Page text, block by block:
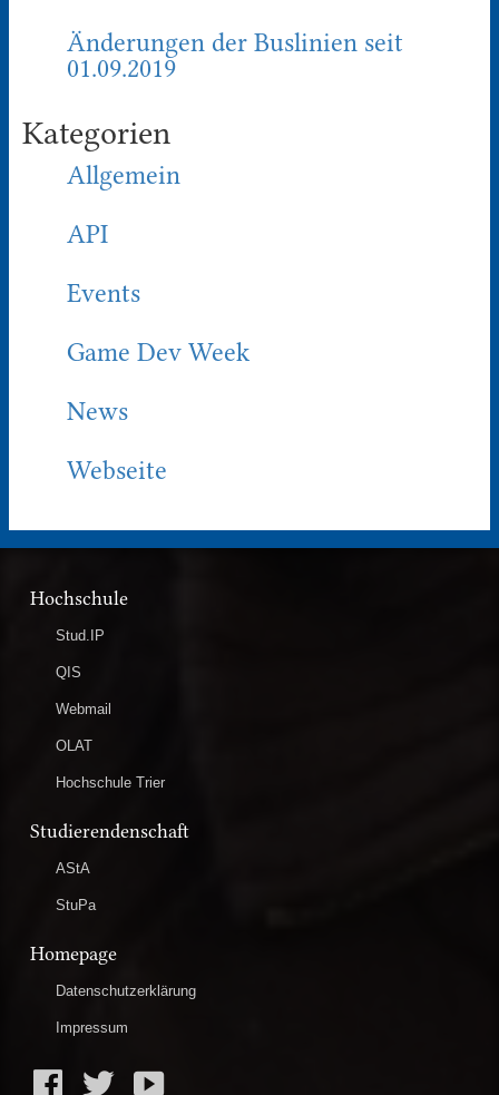
Änderungen der Buslinien seit
01.09.2019
Kategorien
Allgemein
API
Events
Game Dev Week
News
Webseite
Hochschule
Stud.IP
QIS
Webmail
OLAT
Hochschule Trier
Studierendenschaft
AStA
StuPa
Homepage
Datenschutzerklärung
Impressum